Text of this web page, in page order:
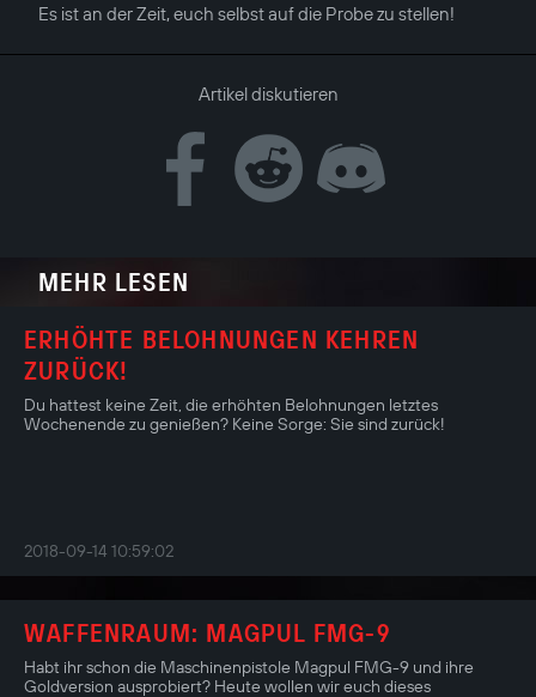
Es ist an der Zeit, euch selbst auf die Probe zu stellen!
Artikel diskutieren
MEHR LESEN
ERHÖHTE BELOHNUNGEN KEHREN
ZURÜCK!
Du hattest keine Zeit, die erhöhten Belohnungen letztes
Wochenende zu genießen? Keine Sorge: Sie sind zurück!
2018-09-14 10:59:02
WAFFENRAUM: MAGPUL FMG-9
Habt ihr schon die Maschinenpistole Magpul FMG-9 und ihre
Goldversion ausprobiert? Heute wollen wir euch dieses